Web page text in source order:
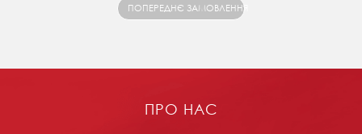
ПОПЕРЕДНЄ ЗАМОВЛЕННЯ
ПРО НАС